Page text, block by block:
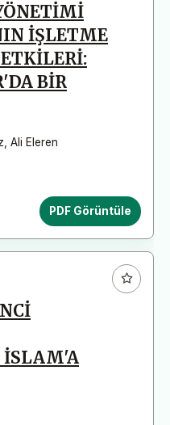
İŞLETME
BİR
Ali Eleren
PDF Görüntüle
İSLAM'A